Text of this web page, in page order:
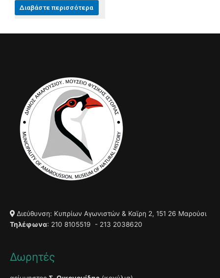
Διαβάστε περισσότερα
Διεύθυνση: Κυπρίων Αγωνιστών & Καϊρη 2, 151 26 Μαρούσι
Τηλέφωνα: 210 8105519 - 213 2038620
Δωρητές